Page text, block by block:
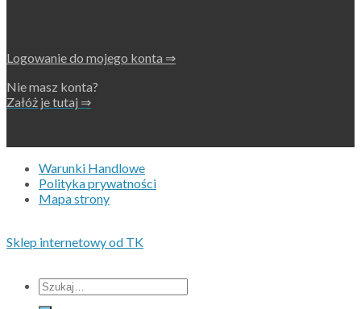
Logowanie do mojego konta ⇒
Nie masz konta?
Załóż je tutaj ⇒
Warunki Handlowe
Polityka prywatności
Mapa strony
Sklep internetowy od TK
Szukaj: